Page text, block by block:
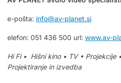
e-pošta: info@av-planet.si
elefon: 051 436 500 url: www.av-
Hi Fi • Hišni kino • TV • Projekcije
Projektiranje in izvedba